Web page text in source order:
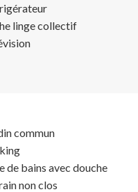
linge collectif
commun
de bains avec douche
non clos